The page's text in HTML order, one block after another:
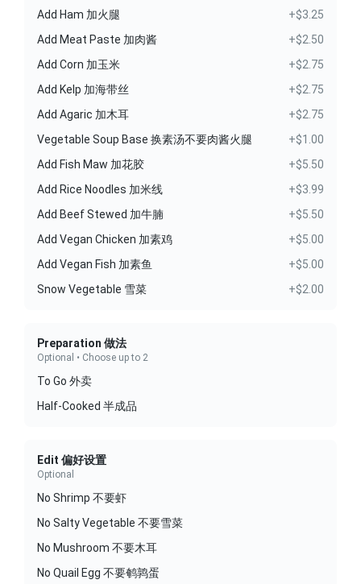
Add Ham 加火腿
+$3.25
Add Meat Paste 加肉酱
+$2.50
Add Corn 加玉米
+$2.75
Add Kelp 加海带丝
+$2.75
Add Agaric 加木耳
+$2.75
Vegetable Soup Base 换素汤不要肉酱火腿
+$1.00
Add Fish Maw 加花胶
+$5.50
Add Rice Noodles 加米线
+$3.99
Add Beef Stewed 加牛腩
+$5.50
Add Vegan Chicken 加素鸡
+$5.00
Add Vegan Fish 加素鱼
+$5.00
Snow Vegetable 雪菜
+$2.00
Preparation 做法
Optional • Choose up to 2
To Go 外卖
Half-Cooked 半成品
Edit 偏好设置
Optional
No Shrimp 不要虾
No Salty Vegetable 不要雪菜
No Mushroom 不要木耳
No Quail Egg 不要鹌鹑蛋